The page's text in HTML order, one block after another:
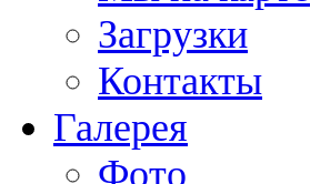
Загрузки
Контакты
Галерея
Фото